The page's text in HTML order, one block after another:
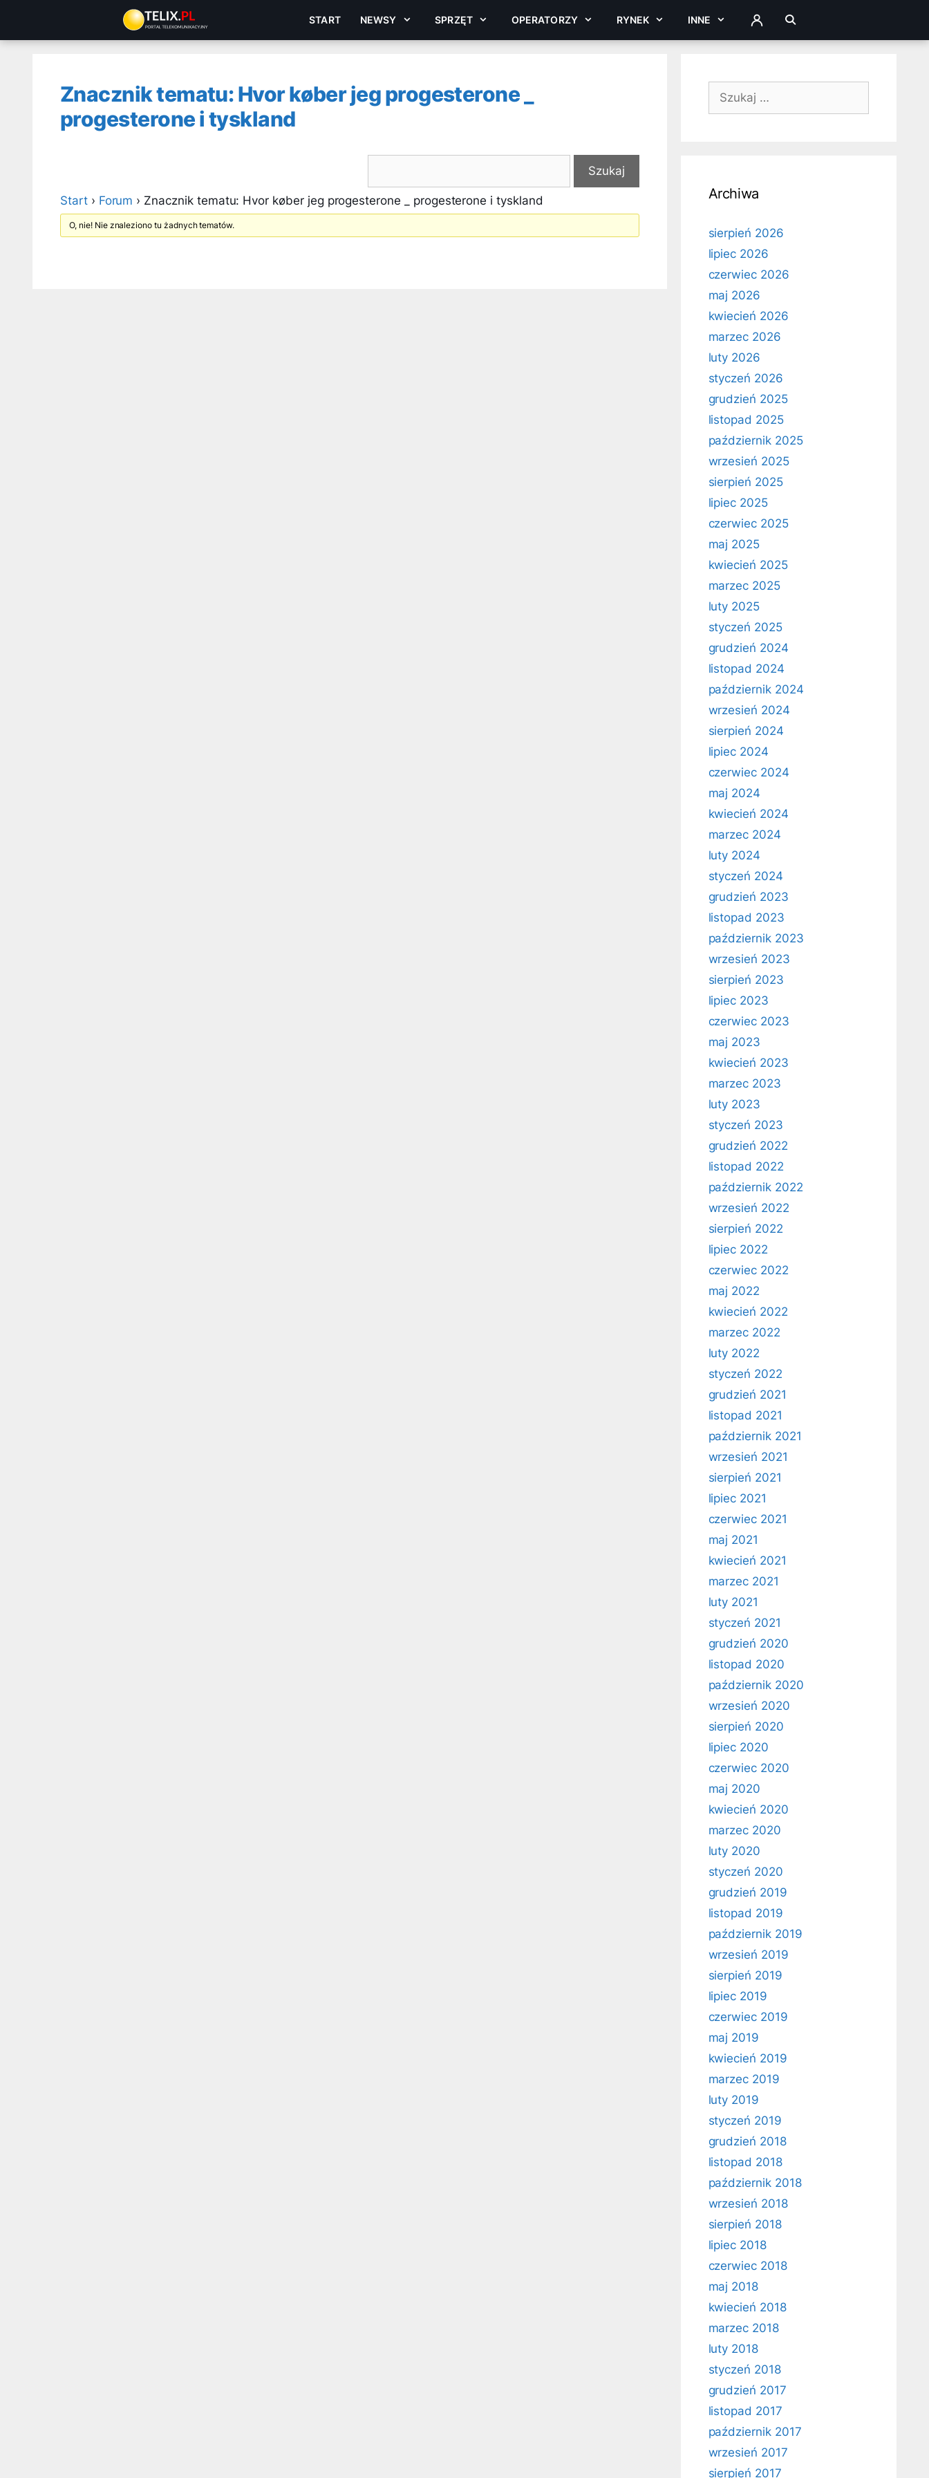
treści
START NEWSY SPRZĘT OPERATORZY RYNEK INNE ZALOGUJ
Znacznik tematu: Hvor køber jeg progesterone _
progesterone i tyskland
Start › Forum › Znacznik tematu: Hvor køber jeg progesterone _ progesterone i tyskland
O, nie! Nie znaleziono tu żadnych tematów.
Szukaj:
Archiwa
sierpień 2026
lipiec 2026
czerwiec 2026
maj 2026
kwiecień 2026
marzec 2026
luty 2026
styczeń 2026
grudzień 2025
listopad 2025
październik 2025
wrzesień 2025
sierpień 2025
lipiec 2025
czerwiec 2025
maj 2025
kwiecień 2025
marzec 2025
luty 2025
styczeń 2025
grudzień 2024
listopad 2024
październik 2024
wrzesień 2024
sierpień 2024
lipiec 2024
czerwiec 2024
maj 2024
kwiecień 2024
marzec 2024
luty 2024
styczeń 2024
grudzień 2023
listopad 2023
październik 2023
wrzesień 2023
sierpień 2023
lipiec 2023
czerwiec 2023
maj 2023
kwiecień 2023
marzec 2023
luty 2023
styczeń 2023
grudzień 2022
listopad 2022
październik 2022
wrzesień 2022
sierpień 2022
lipiec 2022
czerwiec 2022
maj 2022
kwiecień 2022
marzec 2022
luty 2022
styczeń 2022
grudzień 2021
listopad 2021
październik 2021
wrzesień 2021
sierpień 2021
lipiec 2021
czerwiec 2021
maj 2021
kwiecień 2021
marzec 2021
luty 2021
styczeń 2021
grudzień 2020
listopad 2020
październik 2020
wrzesień 2020
sierpień 2020
lipiec 2020
czerwiec 2020
maj 2020
kwiecień 2020
marzec 2020
luty 2020
styczeń 2020
grudzień 2019
listopad 2019
październik 2019
wrzesień 2019
sierpień 2019
lipiec 2019
czerwiec 2019
maj 2019
kwiecień 2019
marzec 2019
luty 2019
styczeń 2019
grudzień 2018
listopad 2018
październik 2018
wrzesień 2018
sierpień 2018
lipiec 2018
czerwiec 2018
maj 2018
kwiecień 2018
marzec 2018
luty 2018
styczeń 2018
grudzień 2017
listopad 2017
październik 2017
wrzesień 2017
sierpień 2017